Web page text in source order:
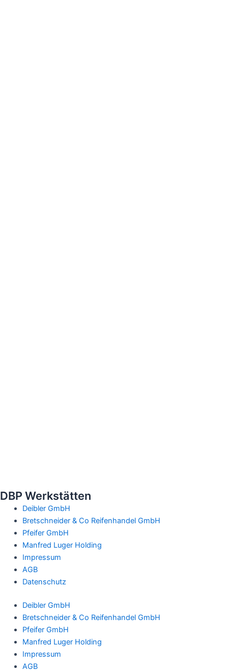
DBP Werkstätten
Deibler GmbH
Bretschneider & Co Reifenhandel GmbH
Pfeifer GmbH
Manfred Luger Holding
Impressum
AGB
Datenschutz
Deibler GmbH
Bretschneider & Co Reifenhandel GmbH
Pfeifer GmbH
Manfred Luger Holding
Impressum
AGB